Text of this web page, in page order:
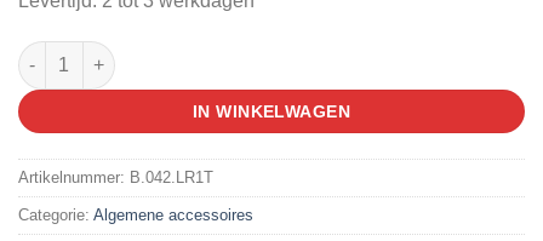
MIVV SLIP ON, TIT/TIT aantal
IN WINKELWAGEN
Artikelnummer: B.042.LR1T
Categorie: Algemene accessoires